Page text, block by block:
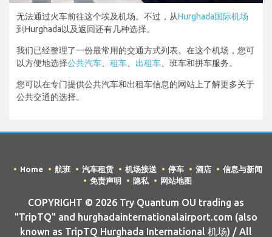
无法通过火车前往这个埃及机场。不过，从Hurghada国际机场
到Hurghada以及返回还有几种选择。
我们已经整理了一份最常用的交通方式列表。在这个机场，您可
以方便地选择公共汽车 租车 出租车 、班车和拼车服务。
您可以在专门提供公共汽车和出租车信息的网站上了解更多关于
公共交通的选择。
Home 航班 汽车租赁 机场接送 停车 酒店
信息与新闻
免责声明
隐私 网站地图
COPYRIGHT © 2026 Try Quantum OU trading as
"TripTQ" and hurghadainternationalairport.com (also
known as TripTQ Hurghada International 机场) / All